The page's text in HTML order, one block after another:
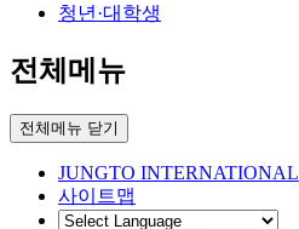
청년·대학생
전체메뉴
전체메뉴 닫기
JUNGTO INTERNATIONAL
사이트맵